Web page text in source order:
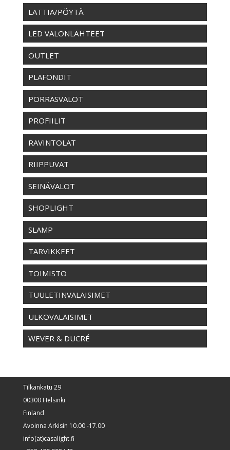
LATTIA/PÖYTÄ
LED VALONLÄHTEET
OUTLET
PLAFONDIT
PORRASVALOT
PROFIILIT
RAVINTOLAT
RIIPPUVAT
SEINÄVALOT
SHOPLIGHT
SLAMP
TARVIKKEET
TOIMISTO
TUULETINVALAISIMET
ULKOVALAISIMET
WEVER & DUCRÉ
Tilkankatu 29
00300 Helsinki
Finland
Avoinna Arkisin 10.00 -17.00
info(at)casalight.fi